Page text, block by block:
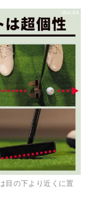
目の下より近くに置